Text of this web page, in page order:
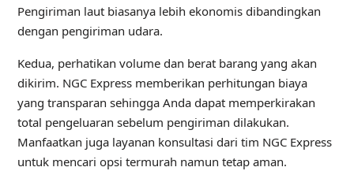
Pengiriman laut biasanya lebih ekonomis dibandingkan
dengan pengiriman udara.
Kedua, perhatikan volume dan berat barang yang akan
dikirim. NGC Express memberikan perhitungan biaya
yang transparan sehingga Anda dapat memperkirakan
total pengeluaran sebelum pengiriman dilakukan.
Manfaatkan juga layanan konsultasi dari tim NGC Express
untuk mencari opsi termurah namun tetap aman.